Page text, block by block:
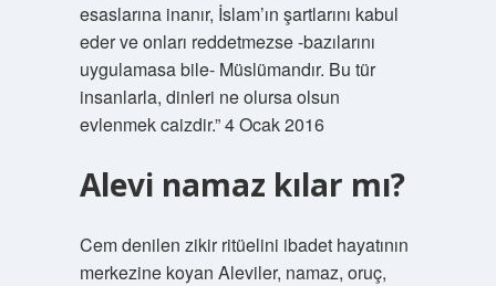
esaslarına inanır, İslam’ın şartlarını kabul
eder ve onları reddetmezse -bazılarını
uygulamasa bile- Müslümandır. Bu tür
insanlarla, dinleri ne olursa olsun
evlenmek caizdir.” 4 Ocak 2016
Alevi namaz kılar mı?
Cem denilen zikir ritüelini ibadet hayatının
merkezine koyan Aleviler, namaz, oruç,